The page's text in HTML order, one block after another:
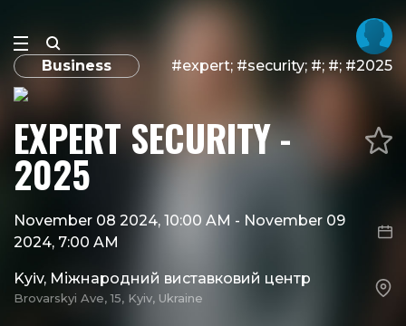
Business #expert; #security; #; #; #2025
EXPERT SECURITY -
2025
November 08 2024, 10:00 AM - November 09
2024, 7:00 AM
Kyiv, Міжнародний виставковий центр
Brovarskyi Ave, 15, Kyiv, Ukraine